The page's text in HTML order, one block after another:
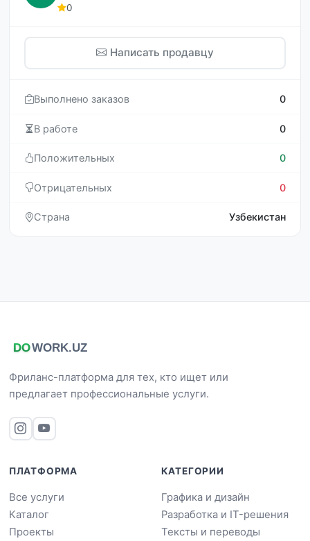
0
Написать продавцу
Выполнено заказов 0
В работе 0
Положительных 0
Отрицательных 0
Страна Узбекистан
Фриланс-платформа для тех, кто ищет или
предлагает профессиональные услуги.
ПЛАТФОРМА
Все услуги
Каталог
Проекты
КАТЕГОРИИ
Графика и дизайн
Разработка и IT-решения
Тексты и переводы